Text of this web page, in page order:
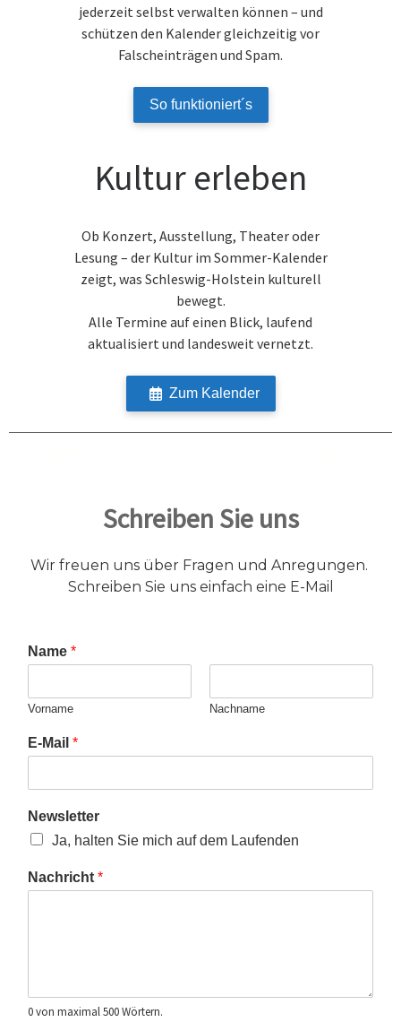
jederzeit selbst verwalten können – und
schützen den Kalender gleichzeitig vor
Falscheinträgen und Spam.
So funktioniert´s
Kultur erleben
Ob Konzert, Ausstellung, Theater oder
Lesung – der Kultur im Sommer-Kalender
zeigt, was Schleswig-Holstein kulturell
bewegt.
Alle Termine auf einen Blick, laufend
aktualisiert und landesweit vernetzt.
Zum Kalender
Schreiben Sie uns
Wir freuen uns über Fragen und Anregungen.
Schreiben Sie uns einfach eine E-Mail
Name *
Vorname Nachname
E-Mail *
Newsletter
Ja, halten Sie mich auf dem Laufenden
Nachricht *
0 von maximal 500 Wörtern.